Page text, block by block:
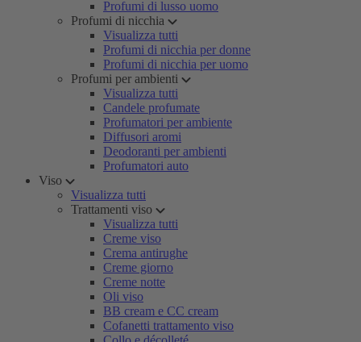
Profumi di lusso uomo
Profumi di nicchia
Visualizza tutti
Profumi di nicchia per donne
Profumi di nicchia per uomo
Profumi per ambienti
Visualizza tutti
Candele profumate
Profumatori per ambiente
Diffusori aromi
Deodoranti per ambienti
Profumatori auto
Viso
Visualizza tutti
Trattamenti viso
Visualizza tutti
Creme viso
Crema antirughe
Creme giorno
Creme notte
Oli viso
BB cream e CC cream
Cofanetti trattamento viso